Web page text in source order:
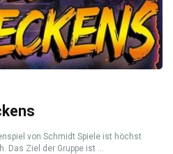
von Schmidt Spiele ist höchst
Das Ziel der Gruppe ist ...